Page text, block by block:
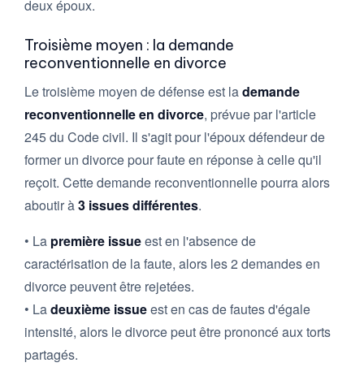
deux époux.
Troisième moyen : la demande
reconventionnelle en divorce
Le troisième moyen de défense est lademande
reconventionnelle en divorce, prévue par l'article
245 du Code civil. Il s'agit pour l'époux défendeur de
former un divorce pour faute en réponse à celle qu'il
reçoit. Cette demande reconventionnelle pourra alors
aboutir à3 issues différentes.
• La première issueest en l'absence de
caractérisation de la faute, alors les 2 demandes en
divorce peuvent être rejetées.
• Ladeuxième issueest en cas de fautes d'égale
intensité, alors le divorce peut être prononcé aux torts
partagés.